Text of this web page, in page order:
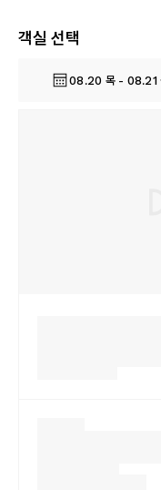
객실 선택
08.20 목 - 08.21